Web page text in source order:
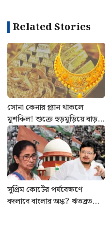
Related Stories
সোনা কেনার প্ল্যান থাকলে
মুশকিল! শুক্রে হুড়মুড়িয়ে বাড়ল
দাম: আজকের রেট
সুপ্রিম কোর্টের পর্যবেক্ষণে
বদলাবে বাংলার অঙ্ক? ঋতব্রতদের